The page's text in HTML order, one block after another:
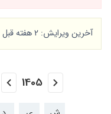
آخرین ویرایش: 2 هفته قبل